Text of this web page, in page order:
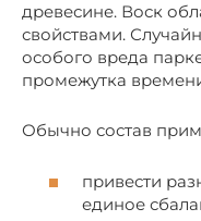
древесине. Воск
свойствами.
особого вреда
промежутка
Обычно состав
привести
единое